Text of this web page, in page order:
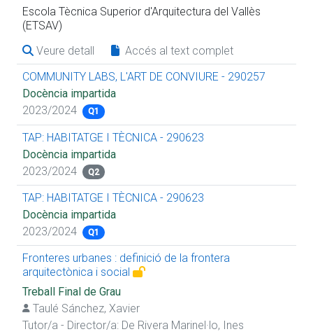
Escola Tècnica Superior d'Arquitectura del Vallès
(ETSAV)
Veure detall
Accés al text complet
COMMUNITY LABS, L'ART DE CONVIURE - 290257
Docència impartida
2023/2024
Q1
TAP: HABITATGE I TÈCNICA - 290623
Docència impartida
2023/2024
Q2
TAP: HABITATGE I TÈCNICA - 290623
Docència impartida
2023/2024
Q1
Fronteres urbanes : definició de la frontera
arquitectònica i social
Treball Final de Grau
Taulé Sánchez, Xavier
Tutor/a - Director/a: De Rivera Marinel·lo, Ines